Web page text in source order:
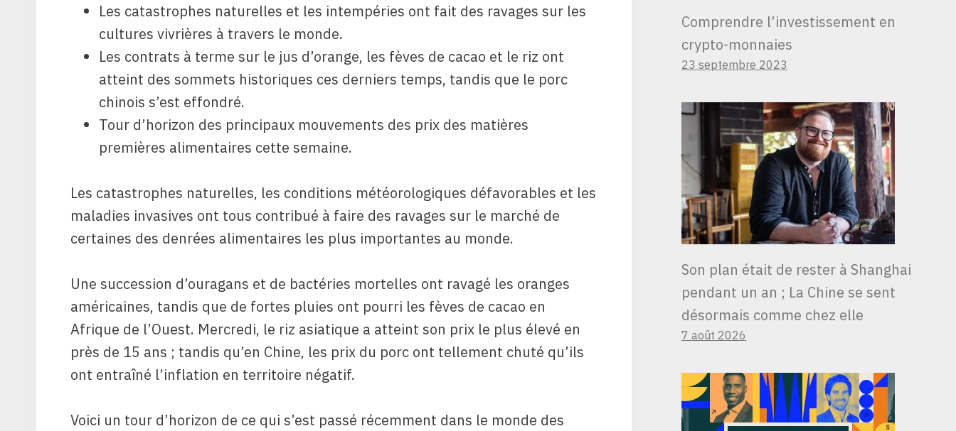
Les catastrophes naturelles et les intempéries ont fait des ravages sur les
cultures vivrières à travers le monde.
Les contrats à terme sur le jus d’orange, les fèves de cacao et le riz ont
atteint des sommets historiques ces derniers temps, tandis que le porc
chinois s’est effondré.
Tour d’horizon des principaux mouvements des prix des matières
premières alimentaires cette semaine.
Les catastrophes naturelles, les conditions météorologiques défavorables et les
maladies invasives ont tous contribué à faire des ravages sur le marché de
certaines des denrées alimentaires les plus importantes au monde.
Une succession d’ouragans et de bactéries mortelles ont ravagé les oranges
américaines, tandis que de fortes pluies ont pourri les fèves de cacao en
Afrique de l’Ouest. Mercredi, le riz asiatique a atteint son prix le plus élevé en
près de 15 ans ; tandis qu’en Chine, les prix du porc ont tellement chuté qu’ils
ont entraîné l’inflation en territoire négatif.
Voici un tour d’horizon de ce qui s’est passé récemment dans le monde des
Comprendre l’investissement en
crypto-monnaies
23 septembre 2023
Son plan était de rester à Shanghai
pendant un an ; La Chine se sent
désormais comme chez elle
7 août 2026